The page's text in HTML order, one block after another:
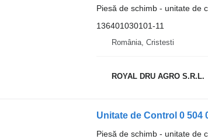
Piesă de schimb - unitate de
136401030101-11
România, Cristesti
ROYAL DRU AGRO S.R.L.
Unitate de Control 0 504
Piesă de schimb - unitate de